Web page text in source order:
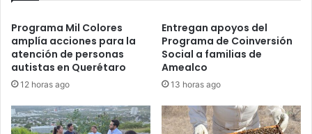
Programa Mil Colores
amplía acciones para la
atención de personas
autistas en Querétaro
12 horas ago
Entregan apoyos del
Programa de Coinversión
Social a familias de
Amealco
13 horas ago